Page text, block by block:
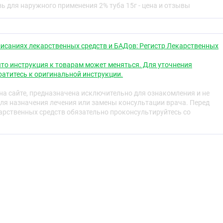
вещества через кожу при местном применении
применении содержание кетоконазола в крови не
вызванных чувствительными к препарату грибами:
кистей и стоп, кандидоз кожи,
дерматит, вызванный
для наружного применения 2% туба 15г - цена и отзывы
лекарственных средств и БАДов: Регистр Лекарственных
инструкция к товарам может меняться. Для уточнения
к оригинальной инструкции.
сайте, предназначена исключительно для ознакомления и не
назначения лечения или замены консультации врача. Перед
средств обязательно проконсультируйтесь со